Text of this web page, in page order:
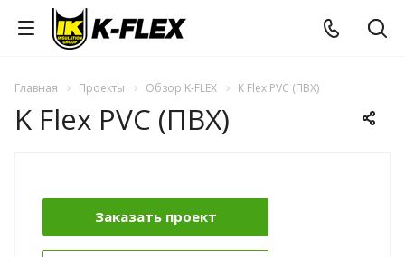
Главная Проекты Обзор K-FLEX K Flex PVC (ПВХ)
K Flex PVC (ПВХ)
Заказать проект